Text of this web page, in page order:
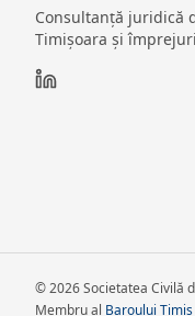
Consultanță juridică
Timișoara și
©2026Societatea Civilă
Membru al Baroului Timiș